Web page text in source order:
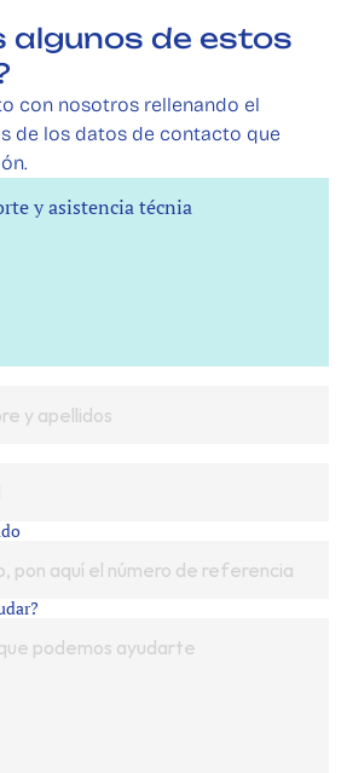
algunos de estos
con nosotros rellenando el
de los datos de contacto que
y asistencia técnia